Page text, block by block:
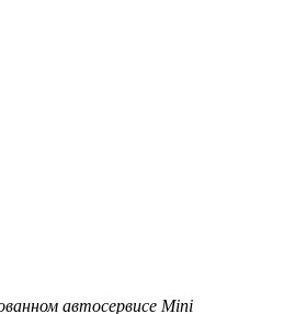
автосервисе Mini